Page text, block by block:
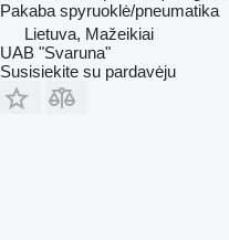
Pakaba spyruoklė/pneumatika
Lietuva, Mažeikiai
UAB "Svaruna"
Susisiekite su pardavėju